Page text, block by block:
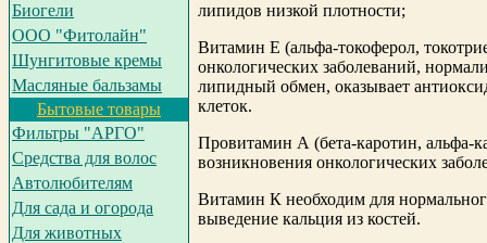
Биогели
ООО "Фитолайн"
Шунгитовые кремы
Масляные бальзамы
Бытовые товары
Фильтры "АРГО"
Средства для волос
Автолюбителям
Для сада и огорода
Для животных
липидов низкой плотности;
Витамин Е (альфа-токоферол,
онкологических заболеваний,
липидный обмен, оказывает
клеток.
Провитамин А (бета-каротин, альфа-
возникновения онкологических
Витамин К необходим для
выведение кальция из костей.